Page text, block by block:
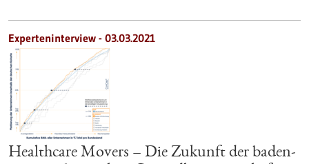
Experteninterview - 03.03.2021
Healthcare Movers – Die Zukunft der baden-